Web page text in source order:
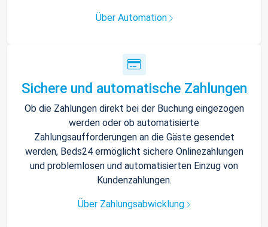
Über Automation
Sichere und automatische Zahlungen
Ob die Zahlungen direkt bei der Buchung eingezogen
werden oder ob automatisierte
Zahlungsaufforderungen an die Gäste gesendet
werden, Beds24 ermöglicht sichere Onlinezahlungen
und problemlosen und automatisierten Einzug von
Kundenzahlungen.
Über Zahlungsabwicklung